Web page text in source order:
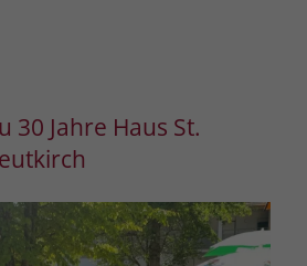
30 Jahre Haus St.